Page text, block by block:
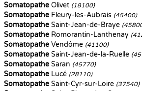
Somatopathe Olivet (18100)
Somatopathe Fleury-les-Aubrais (45400)
Somatopathe Saint-Jean-de-Braye
Somatopathe Romorantin-Lanthenay
Somatopathe Vendôme (41100)
Somatopathe Saint-Jean-de-la-Ruelle
Somatopathe Saran (45770)
Somatopathe Lucé (28110)
Somatopathe Saint-Cyr-sur-Loire (37540)